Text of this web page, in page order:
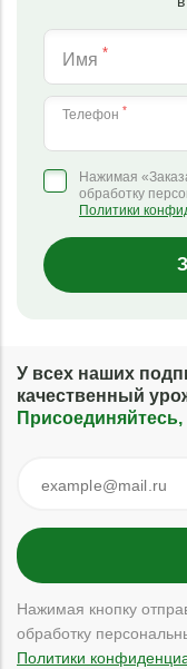
Имя *
Телефон *
Нажимая
обработку
Политики
У всех наших
качественный
Нажимая кнопку
обработку
Политики